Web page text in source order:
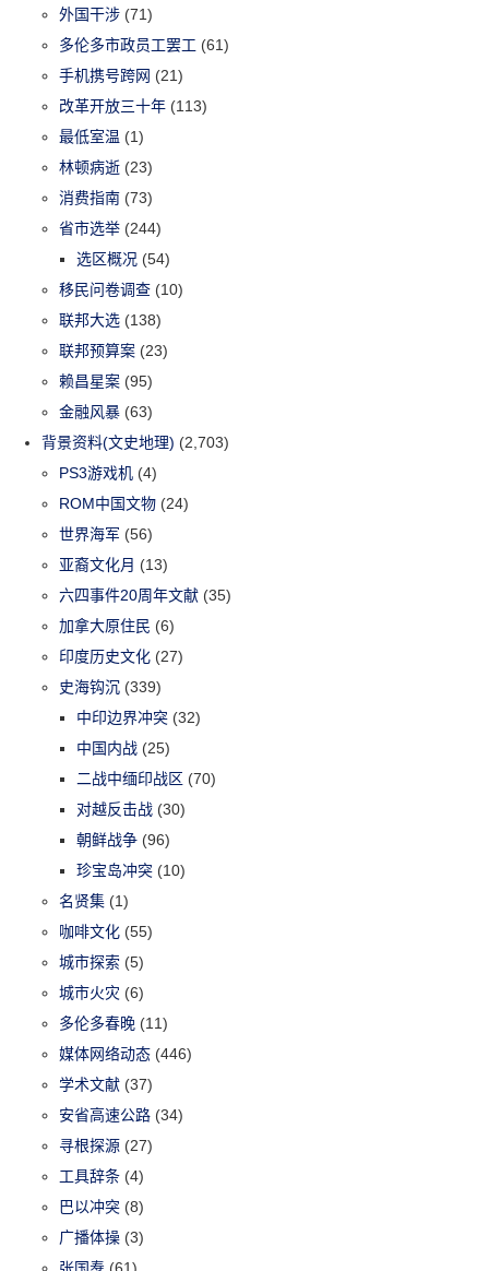
外国干涉 (71)
多伦多市政员工罢工 (61)
手机携号跨网 (21)
改革开放三十年 (113)
最低室温 (1)
林顿病逝 (23)
消费指南 (73)
省市选举 (244)
选区概况 (54)
移民问卷调查 (10)
联邦大选 (138)
联邦预算案 (23)
赖昌星案 (95)
金融风暴 (63)
背景资料(文史地理) (2,703)
PS3游戏机 (4)
ROM中国文物 (24)
世界海军 (56)
亚裔文化月 (13)
六四事件20周年文献 (35)
加拿大原住民 (6)
印度历史文化 (27)
史海钩沉 (339)
中印边界冲突 (32)
中国内战 (25)
二战中缅印战区 (70)
对越反击战 (30)
朝鲜战争 (96)
珍宝岛冲突 (10)
名贤集 (1)
咖啡文化 (55)
城市探索 (5)
城市火灾 (6)
多伦多春晚 (11)
媒体网络动态 (446)
学术文献 (37)
安省高速公路 (34)
寻根探源 (27)
工具辞条 (4)
巴以冲突 (8)
广播体操 (3)